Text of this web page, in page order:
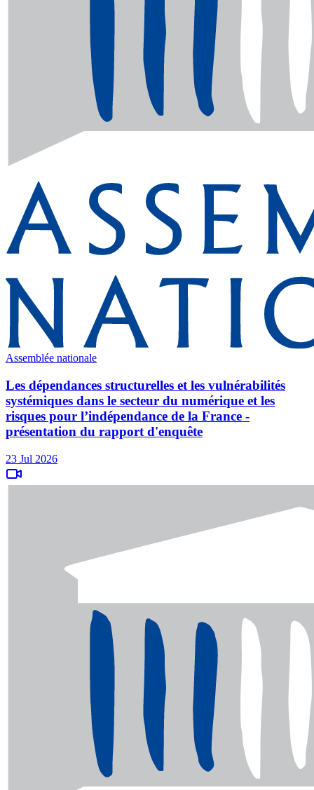
Assemblée nationale
Les dépendances structurelles et les vulnérabilités
systémiques dans le secteur du numérique et les
risques pour l’indépendance de la France -
présentation du rapport d'enquête
23 Jul 2026